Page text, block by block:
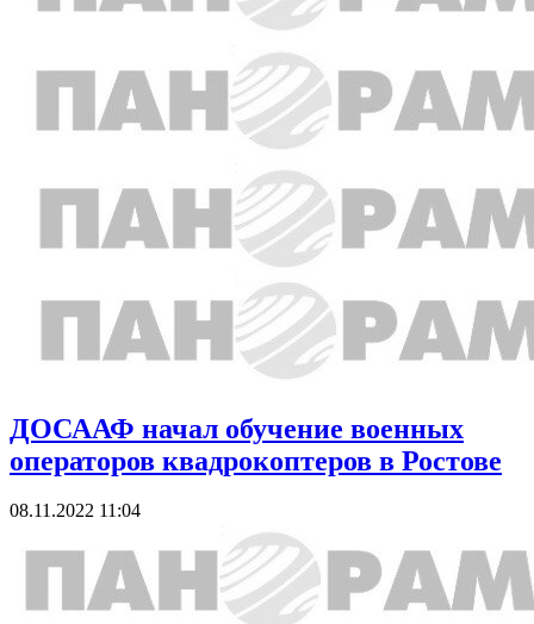
ДОСААФ начал обучение военных
операторов квадрокоптеров в Ростове
08.11.2022 11:04